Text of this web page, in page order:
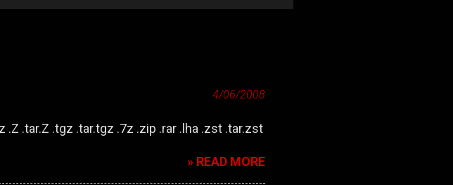
4/06/2008
.tar.Z .tgz .tar.tgz .7z .zip .rar .lha .zst .tar.zst
» READ MORE